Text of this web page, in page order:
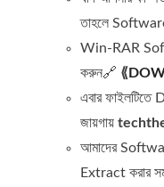
তাহলে
Win-RAR
করুন🔗 ⟪
এবার
জায়গায়
আমাদের
Extract করার